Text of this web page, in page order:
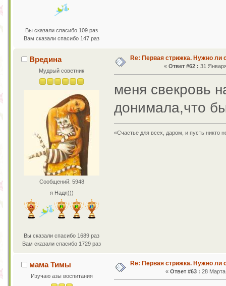
Вы сказали спасибо 109 раз
Вам сказали спасибо 147 раз
Вредина
Мудрый советник
Сообщений: 5948
я Надя)))
Вы сказали спасибо 1689 раз
Вам сказали спасибо 1729 раз
Re: Первая стрижка. Нужно ли
« Ответ #62 : 31
меня свекровь
донимала,что
«Счастье для всех, даром, и пусть никто
мама Тимы
Изучаю азы воспитания
Re: Первая стрижка. Нужно ли
« Ответ #63 : 28